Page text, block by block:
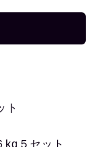
ト
kg５セット